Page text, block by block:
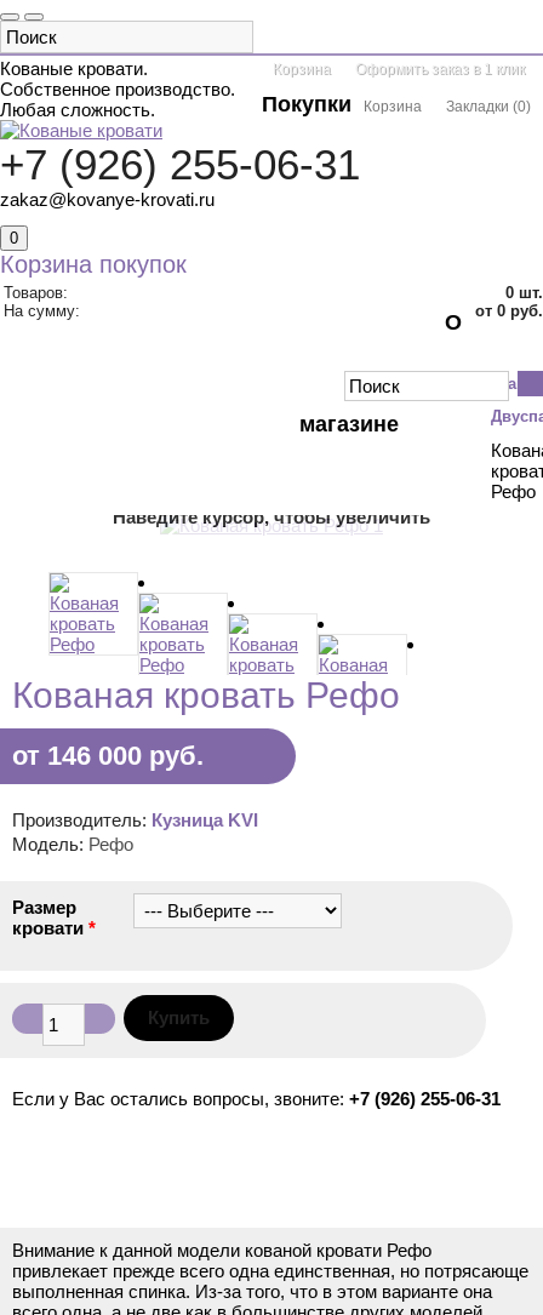
Корзина Оформить заказ в 1 клик
Покупки Корзина Закладки (0)
Кованые кровати.
Собственное производство.
Любая сложность.
+7 (926) 255-06-31
zakaz@kovanye-krovati.ru
0
Корзина покупок
Товаров: 0 шт.
На сумму:
от 0 руб.
ДВУХЪЯРУСНЫЕ
О
магазине
Рефо
Наведите курсор, чтобы увеличить
Кованая кровать Рефо
от 146 000 руб.
Производитель: Кузница KVI
Модель: Рефо
Размер
кровати *
Если у Вас остались вопросы, звоните: +7 (926) 255-06-31
Внимание к данной модели кованой кровати Рефо
привлекает прежде всего одна единственная, но потрясающе
выполненная спинка. Из-за того, что в этом варианте она